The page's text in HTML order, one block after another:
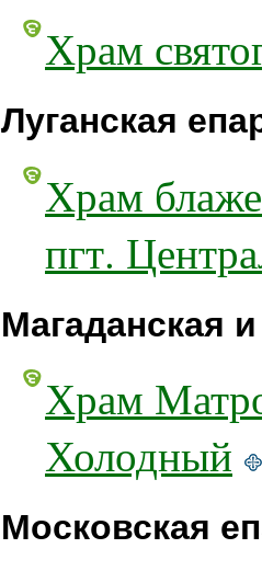
Храм
Луганская
Храм
пгт.
Магаданская
Храм
Холодный
Московская